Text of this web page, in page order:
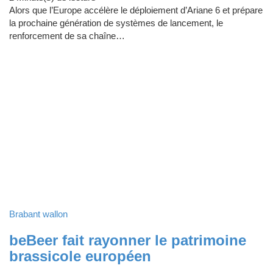
Alors que l’Europe accélère le déploiement d’Ariane 6 et prépare
la prochaine génération de systèmes de lancement, le
renforcement de sa chaîne…
Brabant wallon
beBeer fait rayonner le patrimoine
brassicole européen